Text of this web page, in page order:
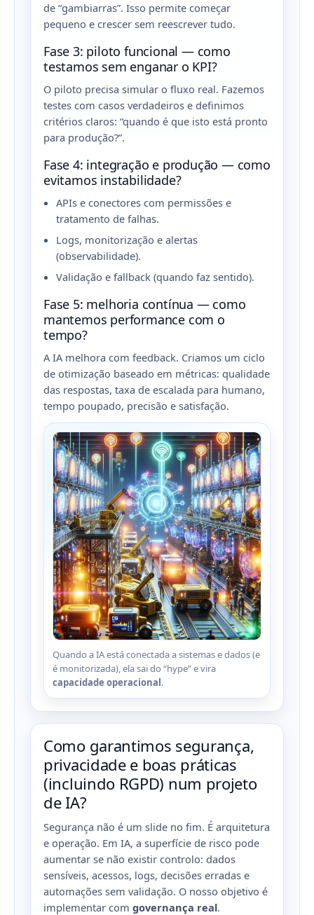
de “gambiarras”. Isso permite começar
pequeno e crescer sem reescrever tudo.
Fase 3: piloto funcional — como
testamos sem enganar o KPI?
O piloto precisa simular o fluxo real. Fazemos
testes com casos verdadeiros e definimos
critérios claros: “quando é que isto está pronto
para produção?”.
Fase 4: integração e produção — como
evitamos instabilidade?
APIs e conectores com permissões e
tratamento de falhas.
Logs, monitorização e alertas
(observabilidade).
Validação e fallback (quando faz sentido).
Fase 5: melhoria contínua — como
mantemos performance com o
tempo?
A IA melhora com feedback. Criamos um ciclo
de otimização baseado em métricas: qualidade
das respostas, taxa de escalada para humano,
tempo poupado, precisão e satisfação.
Quando a IA está conectada a sistemas e dados (e
é monitorizada), ela sai do “hype” e vira
capacidade operacional.
Como garantimos segurança,
privacidade e boas práticas
(incluindo RGPD) num projeto
de IA?
Segurança não é um slide no fim. É arquitetura
e operação. Em IA, a superfície de risco pode
aumentar se não existir controlo: dados
sensíveis, acessos, logs, decisões erradas e
automações sem validação. O nosso objetivo é
implementar com governança real.